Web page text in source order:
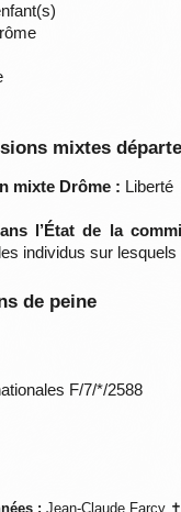
mixtes
mixte Drôme : Liberté
l’État de la
individus sur
de peine
F/7/*/2588
: Jean-Claude Farcy ✝